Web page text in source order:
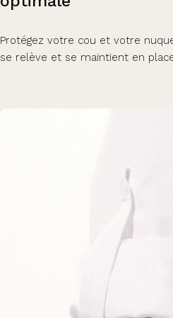
Protégez votre cou et votre
se relève et se maintient en